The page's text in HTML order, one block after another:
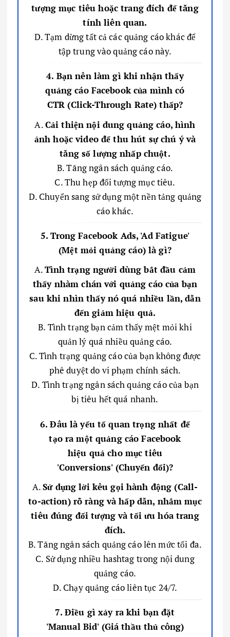
tượng mục tiêu hoặc trang đích để tăng
tính liên quan.
D. Tạm dừng tất cả các quảng cáo khác để
tập trung vào quảng cáo này.
4. Bạn nên làm gì khi nhận thấy
quảng cáo Facebook của mình có
CTR (Click-Through Rate) thấp?
A.Cải thiện nội dung quảng cáo, hình
ảnh hoặc video để thu hút sự chú ý và
tăng số lượng nhấp chuột.
B. Tăng ngân sách quảng cáo.
C. Thu hẹp đối tượng mục tiêu.
D. Chuyển sang sử dụng một nền tảng quảng
cáo khác.
5. Trong Facebook Ads, 'Ad Fatigue'
(Mệt mỏi quảng cáo) là gì?
A.Tình trạng người dùng bắt đầu cảm
thấy nhàm chán với quảng cáo của bạn
sau khi nhìn thấy nó quá nhiều lần, dẫn
đến giảm hiệu quả.
B. Tình trạng bạn cảm thấy mệt mỏi khi
quản lý quá nhiều quảng cáo.
C. Tình trạng quảng cáo của bạn không được
phê duyệt do vi phạm chính sách.
D. Tình trạng ngân sách quảng cáo của bạn
bị tiêu hết quá nhanh.
6. Đâu là yếu tố quan trọng nhất để
tạo ra một quảng cáo Facebook
hiệu quả cho mục tiêu
'Conversions' (Chuyển đổi)?
A.Sử dụng lời kêu gọi hành động (Call-
to-action) rõ ràng và hấp dẫn, nhắm mục
tiêu đúng đối tượng và tối ưu hóa trang
đích.
B. Tăng ngân sách quảng cáo lên mức tối đa.
C. Sử dụng nhiều hashtag trong nội dung
quảng cáo.
D. Chạy quảng cáo liên tục 24/7.
7. Điều gì xảy ra khi bạn đặt
'Manual Bid' (Giá thầu thủ công)